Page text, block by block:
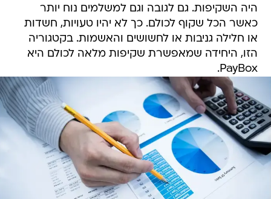
היה השקיפות. גם לגובה וגם למשלמים נוח יותר
כאשר הכל שקוף לכולם. כך לא יהיו טעויות, חשדות
או חלילה גניבות או לחשושים והאשמות. בקטגוריה
הזו, היחידה שמאפשרת שקיפות מלאה לכולם היא
PayBox.